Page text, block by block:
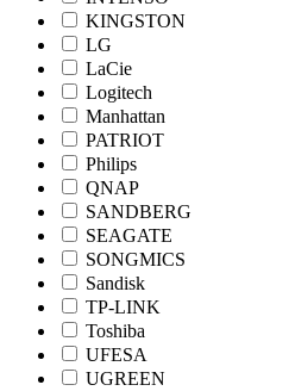
KINGSTON
LG
LaCie
Logitech
Manhattan
PATRIOT
Philips
QNAP
SANDBERG
SEAGATE
SONGMICS
Sandisk
TP-LINK
Toshiba
UFESA
UGREEN